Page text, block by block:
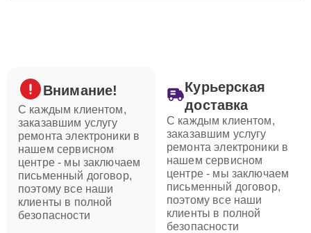
Внимание!
С каждым клиентом,
заказавшим услугу
ремонта электроники в
нашем сервисном
центре - мы заключаем
письменный договор,
поэтому все наши
клиенты в полной
безопасности
Курьерская
доставка
С каждым клиентом,
заказавшим услугу
ремонта электроники в
нашем сервисном
центре - мы заключаем
письменный договор,
поэтому все наши
клиенты в полной
безопасности